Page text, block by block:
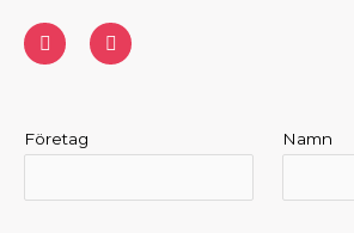
F
a
c
o
k
Y
o
u
Företag Namn